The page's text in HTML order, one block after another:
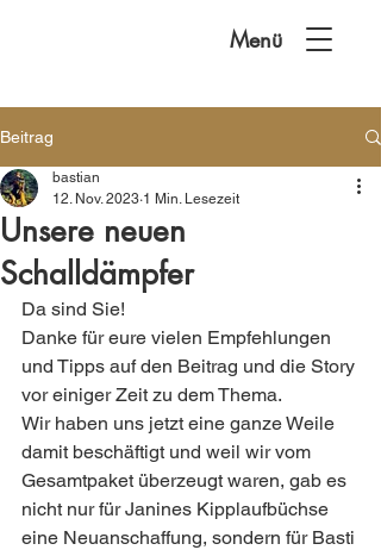
Menü
Beitrag
Unsere neuen
Schalldämpfer
bastian
12. Nov. 2023 1 Min. Lesezeit
Da sind Sie!
Danke für eure vielen Empfehlungen
und Tipps auf den Beitrag und die Story
vor einiger Zeit zu dem Thema.
Wir haben uns jetzt eine ganze Weile
damit beschäftigt und weil wir vom
Gesamtpaket überzeugt waren, gab es
nicht nur für Janines Kipplaufbüchse
eine Neuanschaffung, sondern für Basti